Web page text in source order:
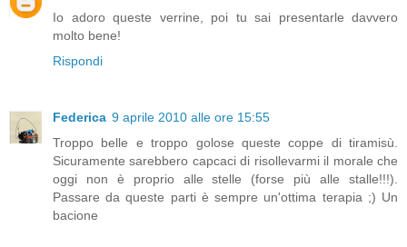
Io adoro queste verrine, poi tu sai presentarle davvero
molto bene!
Rispondi
Federica 9 aprile 2010 alle ore 15:55
Troppo belle e troppo golose queste coppe di tiramisù.
Sicuramente sarebbero capcaci di risollevarmi il morale che
oggi non è proprio alle stelle (forse più alle stalle!!!).
Passare da queste parti è sempre un'ottima terapia ;) Un
bacione